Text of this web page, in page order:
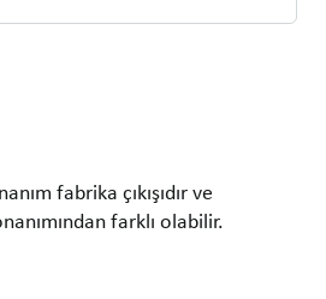
fabrika çıkışıdır ve
farklı olabilir.